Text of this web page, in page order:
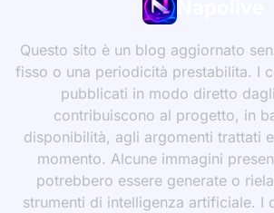
Questo sito è un blog aggiornato
fisso o una periodicità prestabilita. I
pubblicati in modo diretto
contribuiscono al progetto, in
disponibilità, agli argomenti trattati e
momento. Alcune immagini
potrebbero essere generate o
strumenti di intelligenza artificiale. I